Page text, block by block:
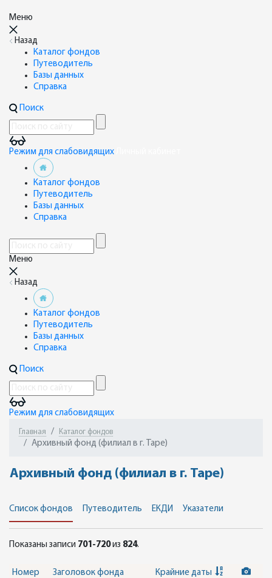
Меню
Назад
Каталог фондов
Путеводитель
Базы данных
Справка
Поиск
Режим для слабовидящих
Каталог фондов
Путеводитель
Базы данных
Справка
Меню
Назад
Каталог фондов
Путеводитель
Базы данных
Справка
Поиск
Режим для слабовидящих
Главная Каталог фондов
Архивный фонд (филиал в г. Таре)
Архивный фонд (филиал в г. Таре)
Список фондов Путеводитель ЕКДИ Указатели
Показаны записи 701-720из 824.
Номер Заголовок фонда Крайние даты